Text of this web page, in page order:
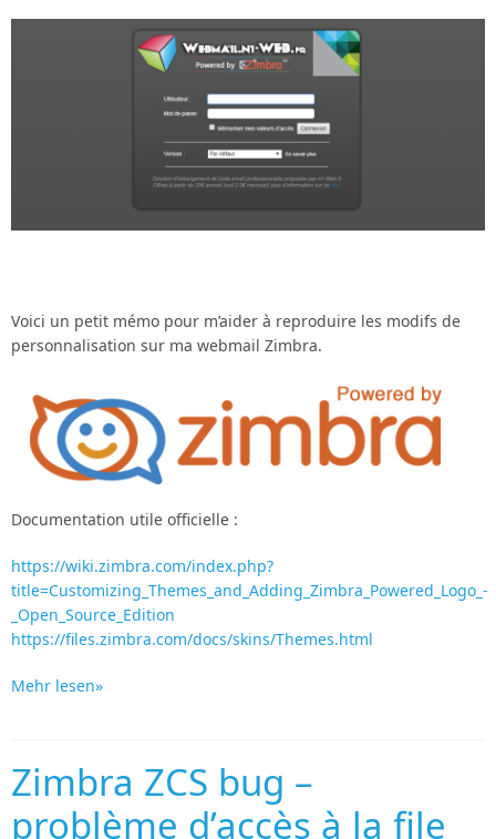
Voici un petit mémo pour m’aider à reproduire les modifs de
personnalisation sur ma webmail Zimbra.
Documentation utile officielle :
https://wiki.zimbra.com/index.php?
title=Customizing_Themes_and_Adding_Zimbra_Powered_Logo_-
_Open_Source_Edition
https://files.zimbra.com/docs/skins/Themes.html
Mehr lesen»
Zimbra ZCS bug –
problème d’accès à la file